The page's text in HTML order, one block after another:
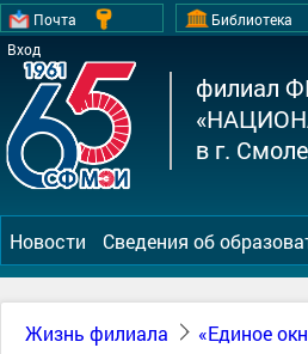
Почта
Вход
Библиотека
филиал
в г.
Новости Сведения об
Жизнь филиала «Единое